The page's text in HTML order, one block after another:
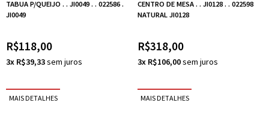
TABUA P/QUEIJO . . JI0049 . . 022586 .
JI0049
R$118,00
3x R$39,33
CENTRO DE MESA . . JI0128 . . 022598
NATURAL JI0128
R$318,00
3x R$106,00